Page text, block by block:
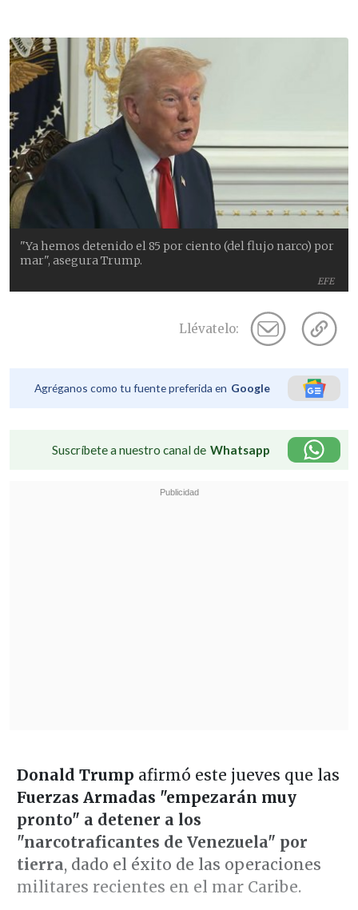
EFE
"Ya hemos detenido el 85 por ciento (del flujo narco) por
mar", asegura Trump.
Llévatelo:
Agréganos como tu fuente preferida en Google
Suscríbete a nuestro canal de Whatsapp
Donald Trump afirmó este jueves que las
Fuerzas Armadas "empezarán muy
pronto" a detener a los
"narcotraficantes de Venezuela" por
tierra, dado el éxito de las operaciones
militares recientes en el mar Caribe.